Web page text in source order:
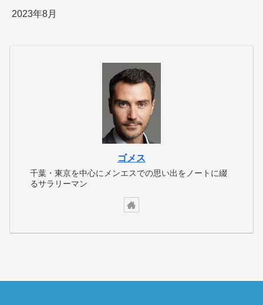
2023年8月
ゴメス
千葉・東京を中心にメンエスでの思い出をノートに綴
るサラリーマン